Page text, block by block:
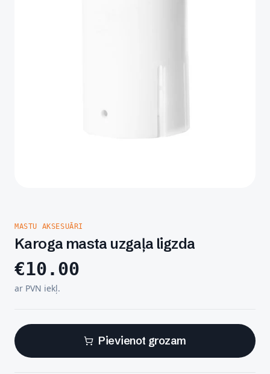
MASTU AKSESUĀRI
Karoga masta uzgaļa ligzda
€10.00
ar PVN iekļ.
Pievienot grozam